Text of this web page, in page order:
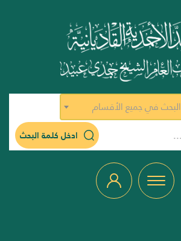
البحث في جميع الأقسام
ادخل كلمة البحث